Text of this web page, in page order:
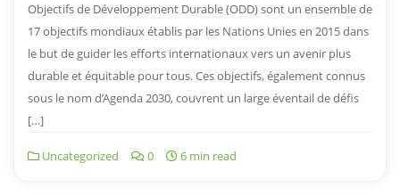
Objectifs de Développement Durable (ODD) sont un ensemble de
17 objectifs mondiaux établis par les Nations Unies en 2015 dans
le but de guider les efforts internationaux vers un avenir plus
durable et équitable pour tous. Ces objectifs, également connus
sous le nom d’Agenda 2030, couvrent un large éventail de défis
[…]
Uncategorized 0 6 min read